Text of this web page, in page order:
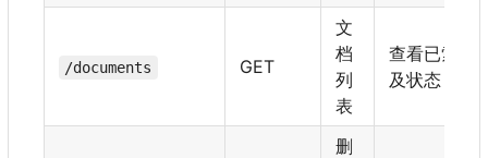
/documents GET
文
档
列
表
查看已索引
及状态
删